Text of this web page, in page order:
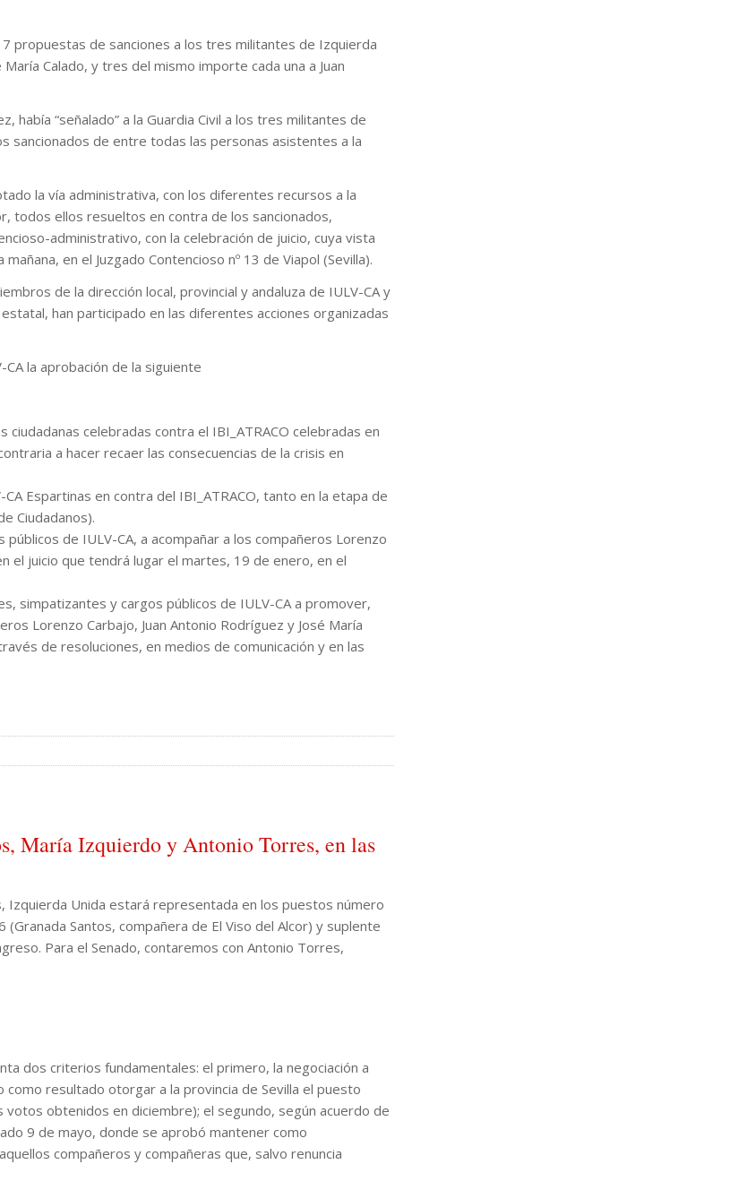
7 propuestas de sanciones a los tres militantes de Izquierda
Calado, y tres del mismo importe cada una a Juan
había “señalado” a la Guardia Civil a los tres militantes de
sancionados de entre todas las personas asistentes a la
la vía administrativa, con los diferentes recursos a la
todos ellos resueltos en contra de los sancionados,
administrativo, con la celebración de juicio, cuya vista
en el Juzgado Contencioso nº 13 de Viapol (Sevilla).
de la dirección local, provincial y andaluza de IULV-CA y
han participado en las diferentes acciones organizadas
la aprobación de la siguiente
celebradas contra el IBI_ATRACO celebradas en
a hacer recaer las consecuencias de la crisis en
Espartinas en contra del IBI_ATRACO, tanto en la etapa de
Ciudadanos).
de IULV-CA, a acompañar a los compañeros Lorenzo
el juicio que tendrá lugar el martes, 19 de enero, en el
simpatizantes y cargos públicos de IULV-CA a promover,
Lorenzo Carbajo, Juan Antonio Rodríguez y José María
de resoluciones, en medios de comunicación y en las
María Izquierdo y Antonio Torres, en las
Izquierda Unida estará representada en los puestos número
Santos, compañera de El Viso del Alcor) y suplente
Para el Senado, contaremos con Antonio Torres,
dos criterios fundamentales: el primero, la negociación a
resultado otorgar a la provincia de Sevilla el puesto
votos obtenidos en diciembre); el segundo, según acuerdo de
9 de mayo, donde se aprobó mantener como
compañeros y compañeras que, salvo renuncia